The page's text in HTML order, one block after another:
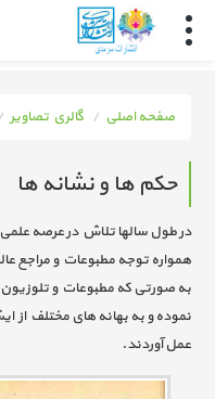
صفحه اصلی گالري تصاوير
حکم ها و نشانه ها
در طول سالها تلاش در عرصه
همواره توجه مطبوعات و مراجع
به صورتی که مطبوعات و
نموده و به بهانه های مختلف
عمل آوردند.